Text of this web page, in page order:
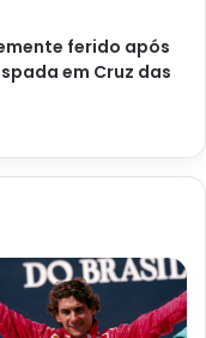
ferido após
em Cruz das